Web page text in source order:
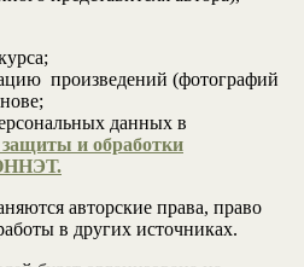
произведений (фотографий
данных в
и обработки
авторские права, право
в других источниках.